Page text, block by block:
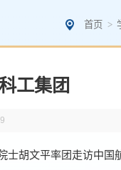
首页 >
工集团
士胡文平率团走访中国